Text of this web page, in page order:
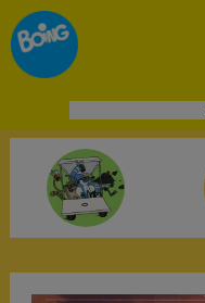
INICIO
JUEGOS
VÍDEOS